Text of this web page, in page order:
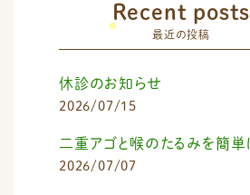
Recent posts
最近の投稿
休診のお知らせ
2026/07/15
2026/07/07